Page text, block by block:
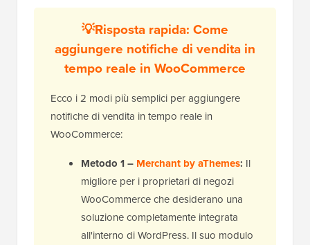
💡Risposta rapida: Come
aggiungere notifiche di vendita in
tempo reale in WooCommerce
Ecco i 2 modi più semplici per aggiungere
notifiche di vendita in tempo reale in
WooCommerce:
Metodo 1 – Merchant by aThemes: Il
migliore per i proprietari di negozi
WooCommerce che desiderano una
soluzione completamente integrata
all'interno di WordPress. Il suo modulo